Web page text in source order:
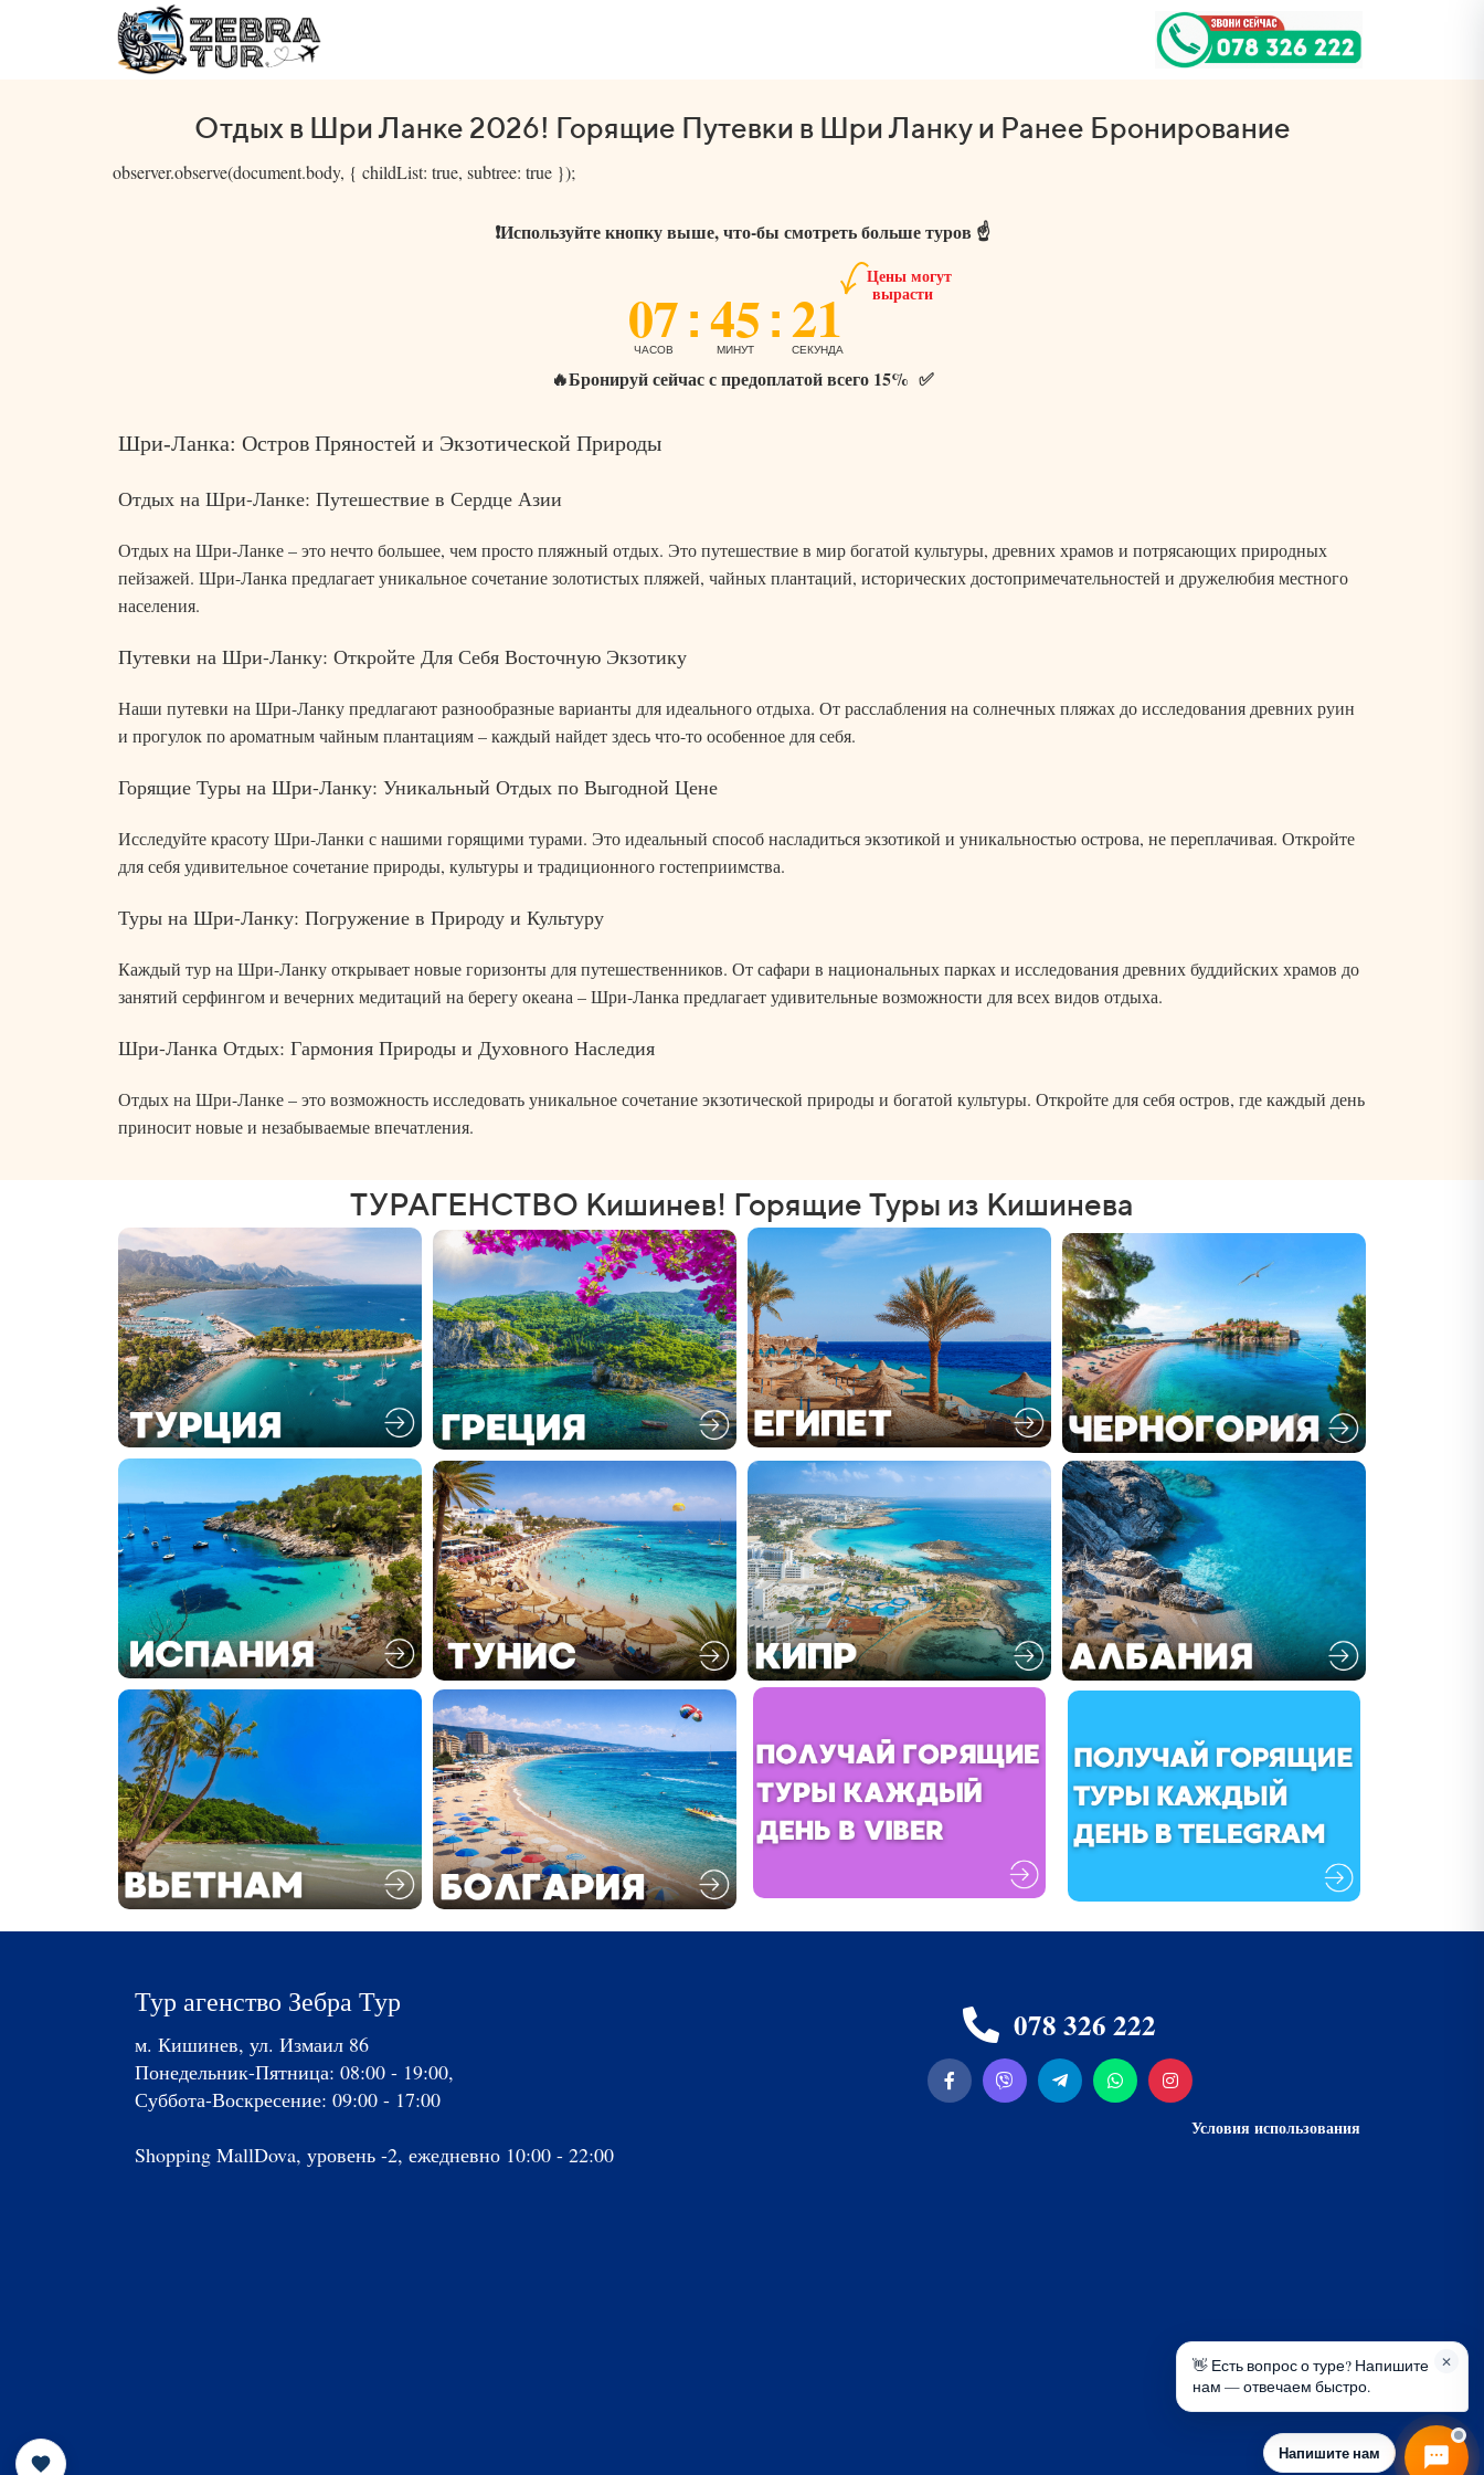
Отдых в Шри Ланке 2026! Горящие Путевки в Шри Ланку и Ранее Бронирование
observer.observe(document.body, { childList: true, subtree: true });
❗️Используйте кнопку выше, что-бы смотреть больше туров ☝️
Цены могут
вырасти
07:
ЧАСОВ 45:
МИНУТ 21
СЕКУНДА
🔥Бронируй сейчас с предоплатой всего 15% ✅
Шри-Ланка: Остров Пряностей и Экзотической Природы
Отдых на Шри-Ланке: Путешествие в Сердце Азии
Отдых на Шри-Ланке – это нечто большее, чем просто пляжный отдых. Это путешествие в мир богатой культуры, древних храмов и потрясающих природных
пейзажей. Шри-Ланка предлагает уникальное сочетание золотистых пляжей, чайных плантаций, исторических достопримечательностей и дружелюбия местного
населения.
Путевки на Шри-Ланку: Откройте Для Себя Восточную Экзотику
Наши путевки на Шри-Ланку предлагают разнообразные варианты для идеального отдыха. От расслабления на солнечных пляжах до исследования древних руин
и прогулок по ароматным чайным плантациям – каждый найдет здесь что-то особенное для себя.
Горящие Туры на Шри-Ланку: Уникальный Отдых по Выгодной Цене
Исследуйте красоту Шри-Ланки с нашими горящими турами. Это идеальный способ насладиться экзотикой и уникальностью острова, не переплачивая. Откройте
для себя удивительное сочетание природы, культуры и традиционного гостеприимства.
Туры на Шри-Ланку: Погружение в Природу и Культуру
Каждый тур на Шри-Ланку открывает новые горизонты для путешественников. От сафари в национальных парках и исследования древних буддийских храмов до
занятий серфингом и вечерних медитаций на берегу океана – Шри-Ланка предлагает удивительные возможности для всех видов отдыха.
Шри-Ланка Отдых: Гармония Природы и Духовного Наследия
Отдых на Шри-Ланке – это возможность исследовать уникальное сочетание экзотической природы и богатой культуры. Откройте для себя остров, где каждый день
приносит новые и незабываемые впечатления.
ТУРАГЕНСТВО Кишинев! Горящие Туры из Кишинева
Тур агенство Зебра Тур
м. Кишинев, ул. Измаил 86
Понедельник-Пятница: 08:00 - 19:00,
Суббота-Воскресение: 09:00 - 17:00
Shopping MallDova, уровень -2, ежедневно 10:00 - 22:00
078 326 222
Условия использования
✕
👋 Есть вопрос о туре? Напишите
нам — отвечаем быстро.
078 326 222
Пн-Пт 8:00-22:00 · Сб-Вс 9:00-22:00
📞 Не любите писать? Перезвоним вам.
Жду звонка
Напишите нам